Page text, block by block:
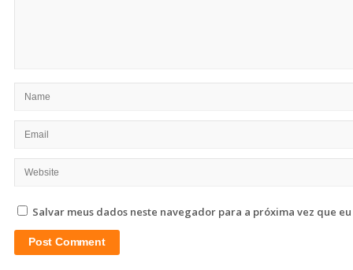
Salvar meus dados neste navegador para a próxima vez que